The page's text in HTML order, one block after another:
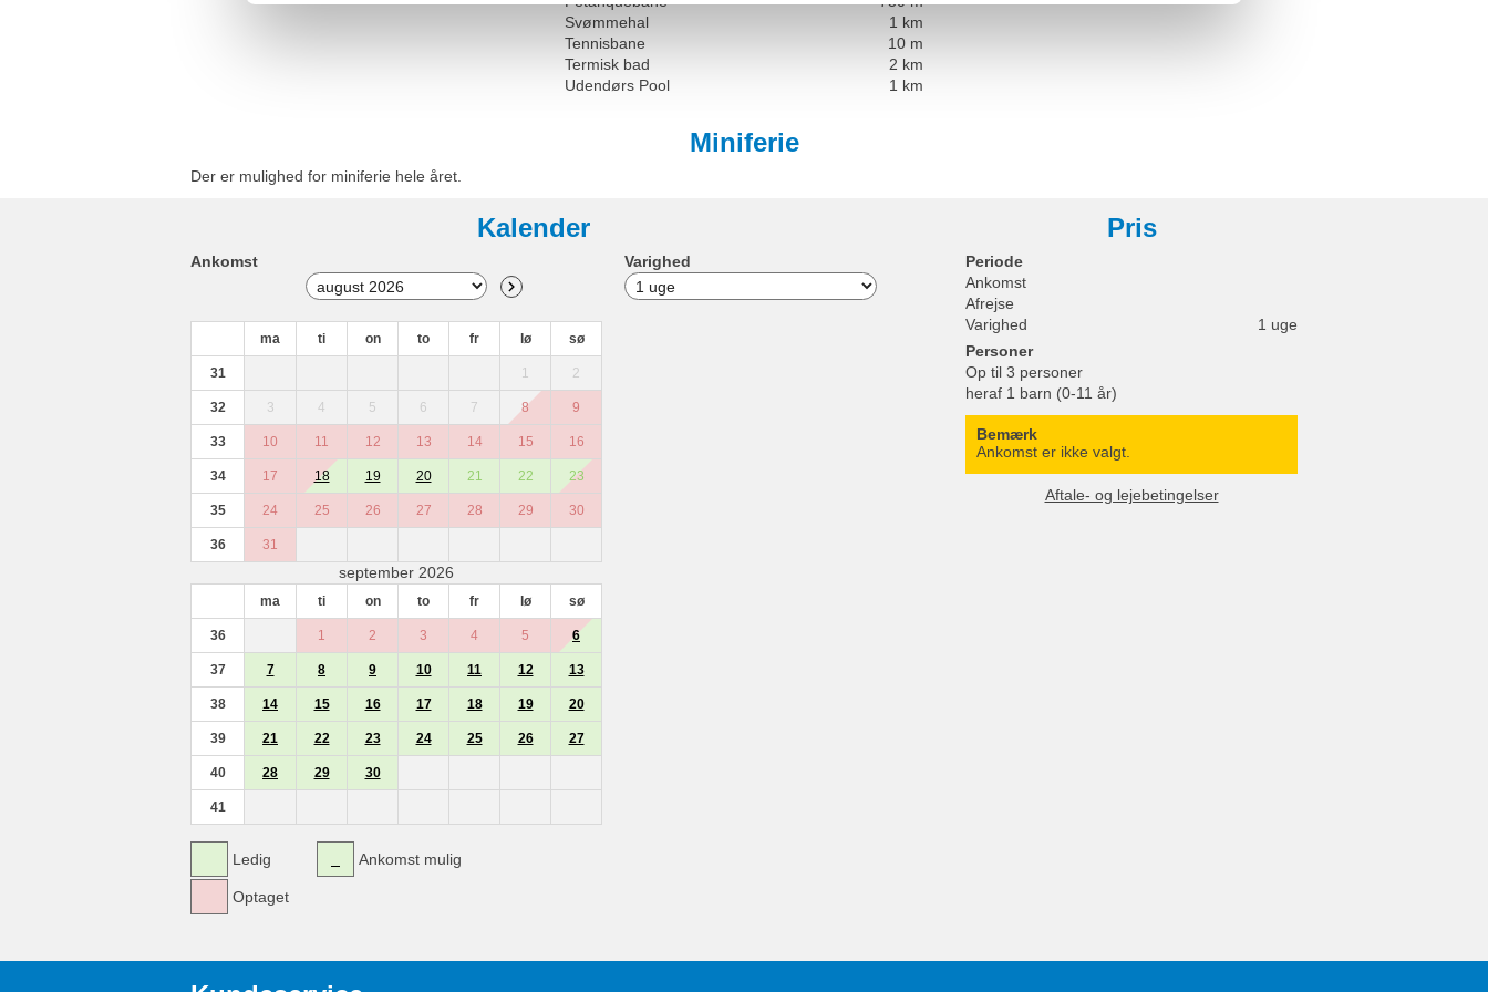
Svømmehal
1 km
Tennisbane
10 m
Termisk bad
2 km
Udendørs Pool
1 km
Miniferie
Der er mulighed for miniferie hele året.
Kalender
Ankomst
ma ti on to fr lø sø
31 1 2
32 3 4 5 6 7 8 9
33 10 11 12 13 14 15 16
34 17 18 19 20 21 22 23
35 24 25 26 27 28 29 30
36 31
september 2026
ma ti on to fr lø sø
36 1 2 3 4 5 6
37 7 8 9 10 11 12 13
38 14 15 16 17 18 19 20
39 21 22 23 24 25 26 27
40 28 29 30
41
Ledig
Optaget
Ankomst mulig
Varighed
Pris
Periode
Ankomst
Afrejse
Varighed
1 uge
Personer
Op til 3 personer
heraf 1 barn (0-11 år)
Bemærk
Ankomst er ikke valgt.
Aftale- og lejebetingelser